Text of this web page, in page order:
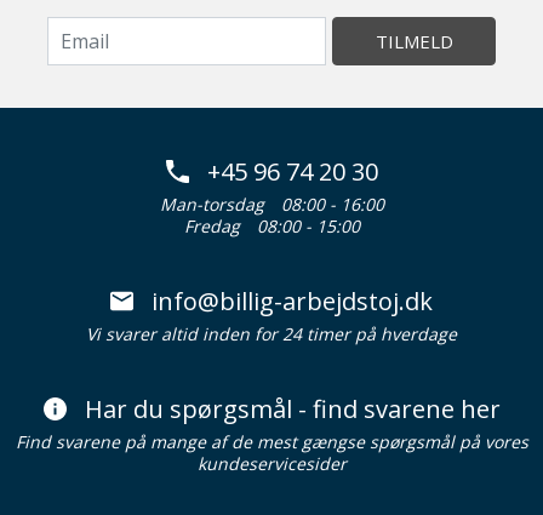
TILMELD
+45 96 74 20 30
Man-torsdag
08:00 - 16:00
Fredag
08:00 - 15:00
info@billig-arbejdstoj.dk
Vi svarer altid inden for 24 timer på hverdage
Har du spørgsmål - find svarene her
Find svarene på mange af de mest gængse spørgsmål på vores
kundeservicesider